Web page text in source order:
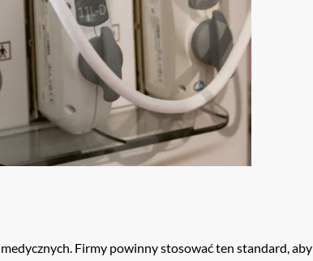
Firmy powinny stosować ten standard, aby